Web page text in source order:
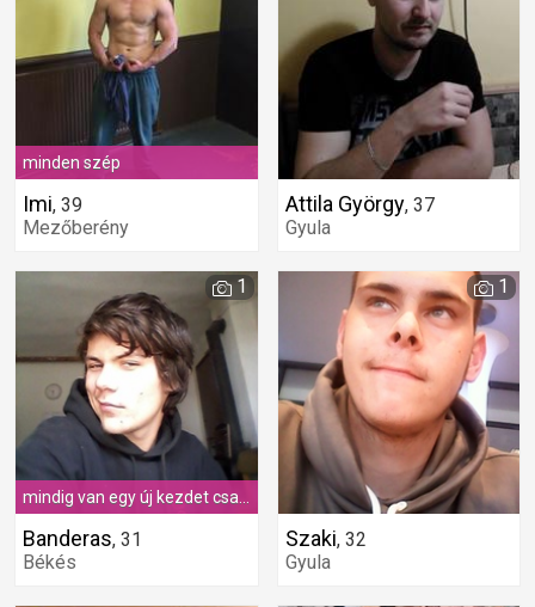
minden szép
Imi, 39
Mezőberény
Attila György, 37
Gyula
Banderas, 31
Békés
1
Szaki, 32
Gyula
1